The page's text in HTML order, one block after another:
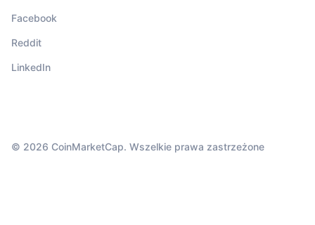
Facebook
Reddit
LinkedIn
© 2026 CoinMarketCap. Wszelkie prawa zastrzeżone